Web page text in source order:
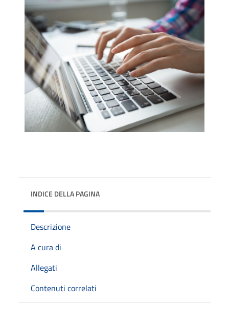
INDICE DELLA PAGINA
Descrizione
A cura di
Allegati
Contenuti correlati